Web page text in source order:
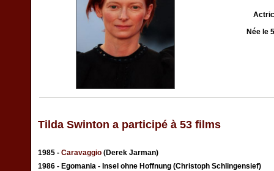
Née le
Tilda Swinton a participé à 53 films
1985 - Caravaggio (Derek Jarman)
1986 - Egomania - Insel ohne Hoffnung (Christoph Schlingensief)